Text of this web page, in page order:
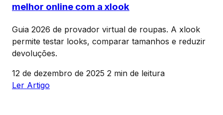
melhor online com a xlook
Guia 2026 de provador virtual de roupas. A xlook
permite testar looks, comparar tamanhos e reduzir
devoluções.
12 de dezembro de 2025 2 min de leitura
Ler Artigo